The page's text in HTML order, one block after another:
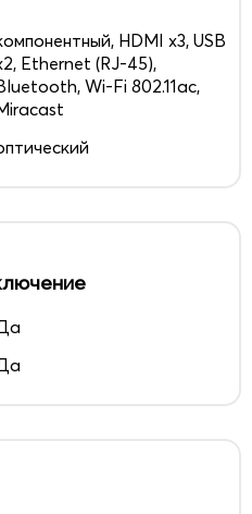
HDMI x3, USB
Ethernet (RJ-45),
Wi-Fi 802.11ac,